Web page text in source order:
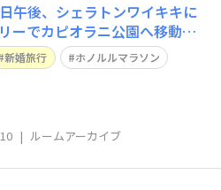
ーでカピオラニ公園へ移動す
います。 16時前後にそのよ
ので気兼ねなく『こばっち
真
クもしてい
新婚旅行
ホノルルマラソン
| ルームアーカイブ